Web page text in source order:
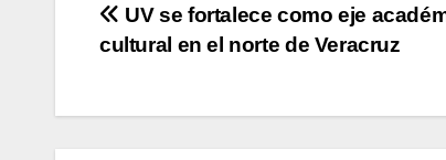
Navegación
entradas
UV se fortalece como eje
cultural en el norte de Veracruz